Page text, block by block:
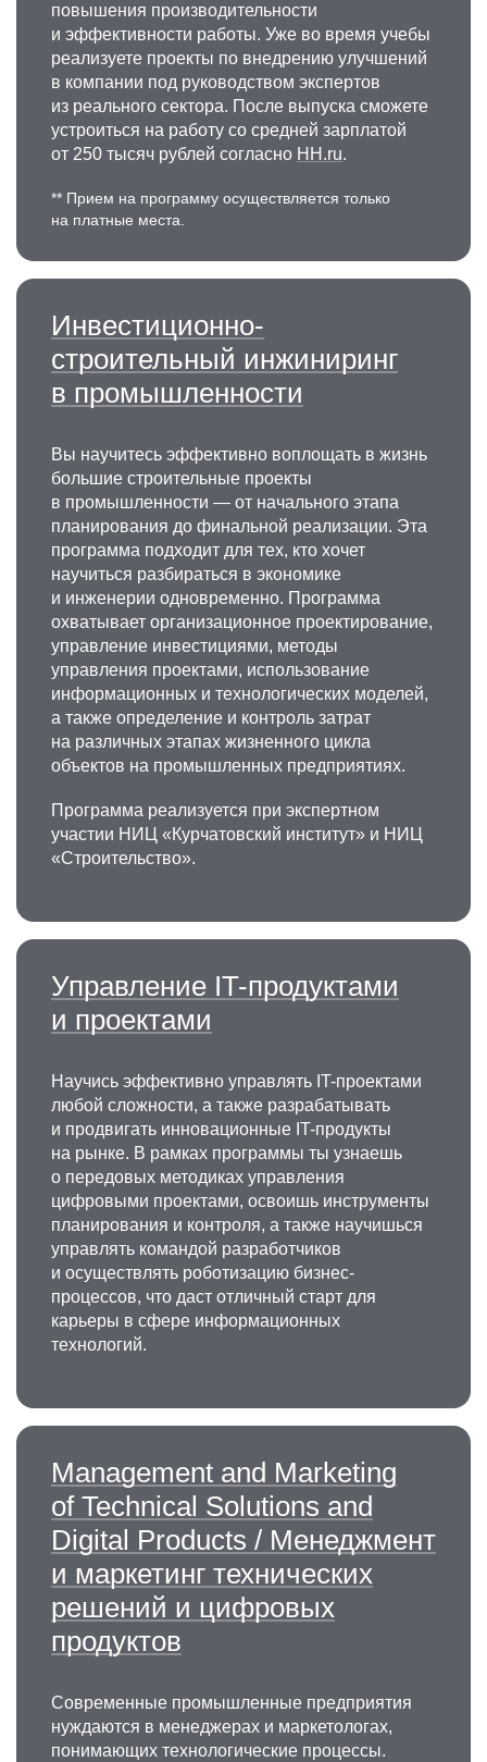
повышения производительности
и эффективности работы. Уже во время учебы
реализуете проекты по внедрению улучшений
в компании под руководством экспертов
из реального сектора. После выпуска сможете
устроиться на работу со средней зарплатой
от 250 тысяч рублей согласно HH.ru.
** Прием на программу осуществляется только
на платные места.
Инвестиционно-
строительный инжиниринг
в промышленности
Вы научитесь эффективно воплощать в жизнь
большие строительные проекты
в промышленности — от начального этапа
планирования до финальной реализации. Эта
программа подходит для тех, кто хочет
научиться разбираться в экономике
и инженерии одновременно. Программа
охватывает организационное проектирование,
управление инвестициями, методы
управления проектами, использование
информационных и технологических моделей,
а также определение и контроль затрат
на различных этапах жизненного цикла
объектов на промышленных предприятиях.
Программа реализуется при экспертном
участии НИЦ «Курчатовский институт» и НИЦ
«Строительство».
Управление IT-продуктами
и проектами
Научись эффективно управлять IT-проектами
любой сложности, а также разрабатывать
и продвигать инновационные IT-продукты
на рынке. В рамках программы ты узнаешь
о передовых методиках управления
цифровыми проектами, освоишь инструменты
планирования и контроля, а также научишься
управлять командой разработчиков
и осуществлять роботизацию бизнес-
процессов, что даст отличный старт для
карьеры в сфере информационных
технологий.
Management and Marketing
of Technical Solutions and
Digital Products / Менеджмент
и маркетинг технических
решений и цифровых
продуктов
Современные промышленные предприятия
нуждаются в менеджерах и маркетологах,
понимающих технологические процессы.